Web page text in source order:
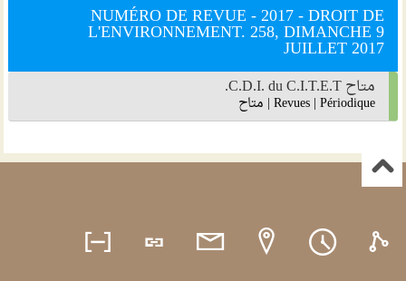
NUMÉRO DE REVUE - 2017 - DROIT DE
L'ENVIRONNEMENT. 258, DIMANCHE 9
JUILLET 2017
متاح C.D.I. du C.I.T.E.T.
Revues|Périodique
| متاح